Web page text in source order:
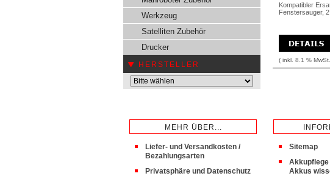
Werkzeug
Satelliten Zubehör
Drucker
HERSTELLER
Kompatibler
Fenstersauger,
( inkl. 8.1 %
MEHR ÜBER...
Liefer- und Versandkosten /
Bezahlungsarten
Privatsphäre und Datenschutz
Sitemap
Akkupflege
Akkus